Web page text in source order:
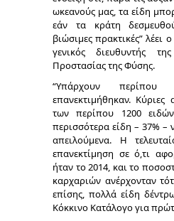
ωκεανούς μας, τα είδη
εάν τα κράτη
βιώσιμες πρακτικές” λέει ο
γενικός διευθυντής
Προστασίας της Φύσης.
“Υπάρχουν
επανεκτιμήθηκαν. Kύριες
των περίπου 1200
περισσότερα είδη – 37% –
απειλούμενα. Η
επανεκτίμηση σε ό,τι
ήταν το 2014, και το
καρχαριών ανέρχονταν
επίσης, πολλά είδη
Κόκκινο Κατάλογο για